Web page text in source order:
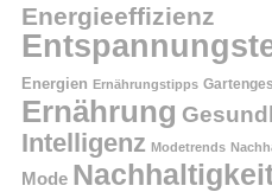
Energieeffizienz
Energien Ernährungstipps
Ernährung
Intelligenz Modetrends
Mode